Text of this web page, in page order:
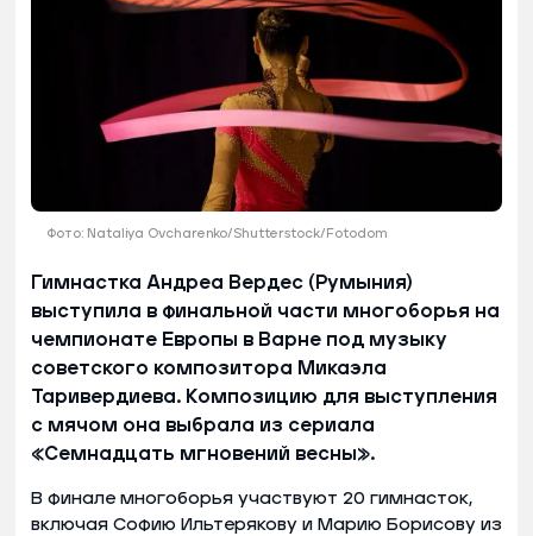
Фото: Nataliya Ovcharenko/Shutterstock/Fotodom
Гимнастка Андреа Вердес (Румыния)
выступила в финальной части многоборья на
чемпионате Европы в Варне под музыку
советского композитора Микаэла
Таривердиева. Композицию для выступления
с мячом она выбрала из сериала
«Семнадцать мгновений весны».
В финале многоборья участвуют 20 гимнасток,
включая Софию Ильтерякову и Марию Борисову из